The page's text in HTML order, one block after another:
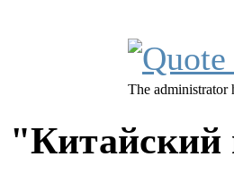
The administrator
"Китайский